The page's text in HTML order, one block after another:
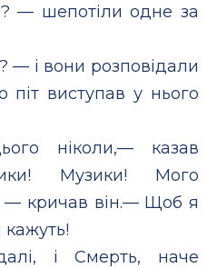
— шепотіли одне за
і вони розповідали
піт виступав у нього
ніколи,— казав
Музики! Мого
— кричав він.— Щоб я
кажуть!
і Смерть, наче